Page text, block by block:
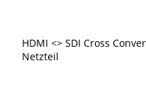
HDMI
HDMI <> SDI Cross
Netzteil